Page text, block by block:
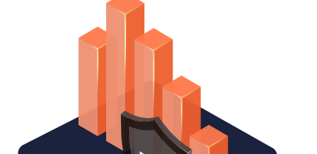
Надстройка Excel
Получить доступ